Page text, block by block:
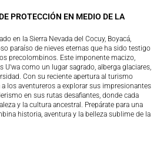
PROTECCIÓN EN MEDIO DE LA
en la Sierra Nevada del Cocuy, Boyacá,
paraíso de nieves eternas que ha sido testigo
precolombinos. Este imponente macizo,
U'wa como un lugar sagrado, alberga glaciares,
Con su reciente apertura al turismo
los aventureros a explorar sus impresionantes
en sus rutas desafiantes, donde cada
y la cultura ancestral. Prepárate para una
historia, aventura y la belleza sublime de la